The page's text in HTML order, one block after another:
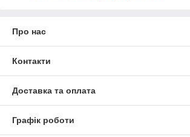
Про нас
Контакти
Доставка та оплата
Графік роботи